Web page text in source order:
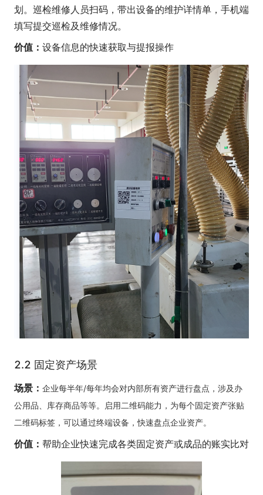
划。巡检维修人员扫码，带出设备的维护详情单，手机端
填写提交巡检及维修情况。
价值： 设备信息的快速获取与提报操作
2.2 固定资产场景
场景： 企业每半年/每年均会对内部所有资产进行盘点，涉及办
公用品、库存商品等等。启用二维码能力，为每个固定资产张贴
二维码标签，可以通过终端设备，快速盘点企业资产。
价值： 帮助企业快速完成各类固定资产或成品的账实比对